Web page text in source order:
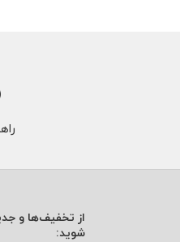
از تخفیف‌ها و
شوید: